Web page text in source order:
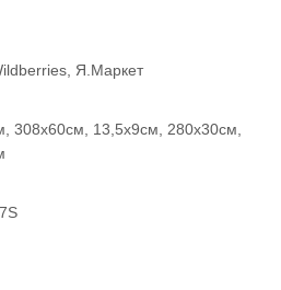
Я.Маркет
308х60см, 13,5х9см, 280х30см,